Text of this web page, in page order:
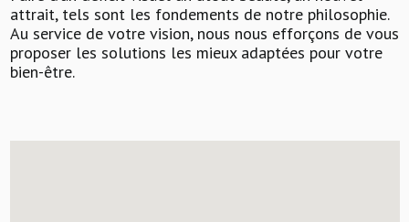
attrait, tels sont les fondements de notre philosophie.
Au service de votre vision, nous nous efforçons de vous
proposer les solutions les mieux adaptées pour votre
bien-être.